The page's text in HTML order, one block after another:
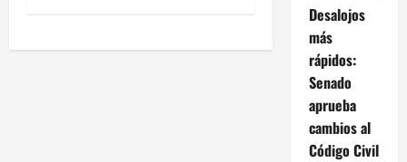
g
Desalojos
más
rápidos:
Senado
aprueba
cambios al
Código Civil